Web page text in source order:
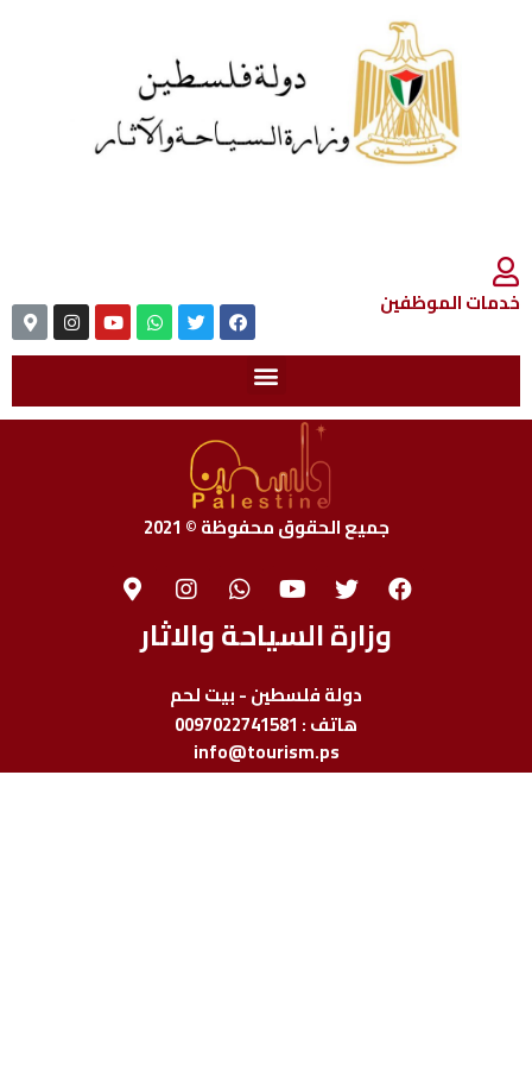
خدمات الموظفين
جميع الحقوق محفوظة © 2021
وزارة السياحة والاثار
دولة فلسطين - بيت لحم
هاتف : 0097022741581
info@tourism.ps